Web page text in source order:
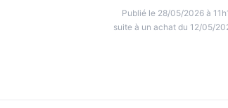
Publié le 28/05/2026 à
suite à un achat du 12/05/